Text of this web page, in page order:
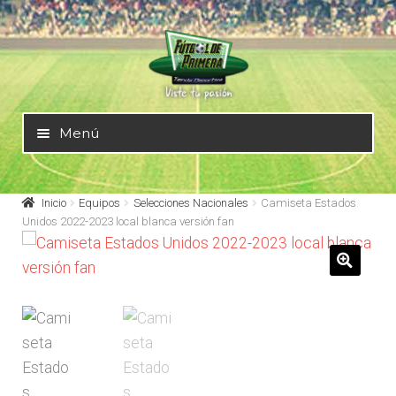
Ir
a
la
navegación
Ir
al
contenido
Menú
Mundial 2026
Selecciones Nacionales
Liga Argentina – AFA
Inicio Equipos Selecciones Nacionales
Camiseta Estados
Unidos 2022-2023 local blanca versión fan